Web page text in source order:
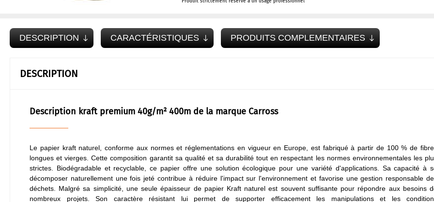
DESCRIPTION CARACTÉRISTIQUES PRODUITS COMPLEMENTAIRES
DESCRIPTION
Description kraft premium 40g/m² 400m de la marque Carross
Le papier kraft naturel, conforme aux normes et réglementations en vigueur en Europe, est fabriqué à partir de 100 % de
longues et vierges. Cette composition garantit sa qualité et sa durabilité tout en respectant les normes environnementales les
strictes. Biodégradable et recyclable, ce papier offre une solution écologique pour une variété d'applications. Sa capacité à
décomposer naturellement une fois jeté contribue à réduire l'impact sur l'environnement et favorise une gestion responsable
déchets. Malgré sa simplicité, une seule épaisseur de papier Kraft naturel est souvent suffisante pour répondre aux besoins
nombreux projets. Son caractère résistant lui permet de supporter efficacement les manipulations et les